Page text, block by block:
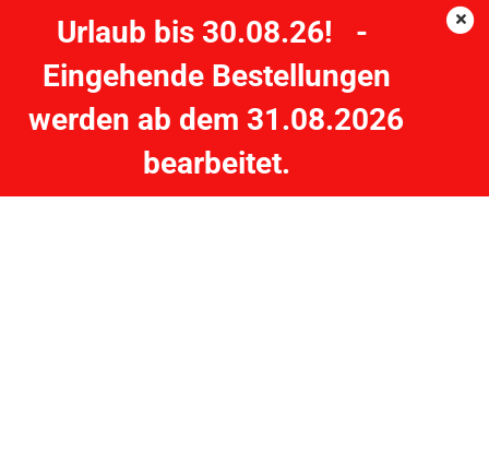
Urlaub bis 30.08.26! -
Eingehende Bestellungen
werden ab dem 31.08.2026
bearbeitet.
Sebile® Splasher 72mm 10g - PU